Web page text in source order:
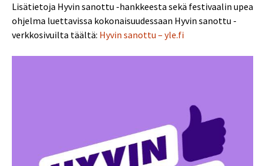
Lisätietoja Hyvin sanottu -hankkeesta sekä festivaalin upea
ohjelma luettavissa kokonaisuudessaan Hyvin sanottu -
verkkosivuilta täältä: Hyvin sanottu – yle.fi